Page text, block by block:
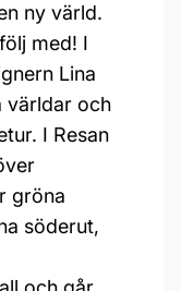
ny värld.
med! I
Lina
världar och
I Resan
gröna
söderut,